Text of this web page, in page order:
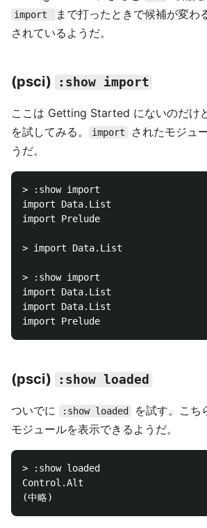
import
まで打ったときで候補が変わ
されているようだ。
(psci) :show import
ここは Getting Started にないのだけ
を試してみる。 import
されたモジュ
うだ。
> :show import
import Data.List
import Prelude
> import Data.List
> :show import
import Data.List
import Data.List
(psci) :show loaded
ついでに :show loaded
を試す。こち
モジュールを表示できるようだ。
> :show loaded
Control.Alt